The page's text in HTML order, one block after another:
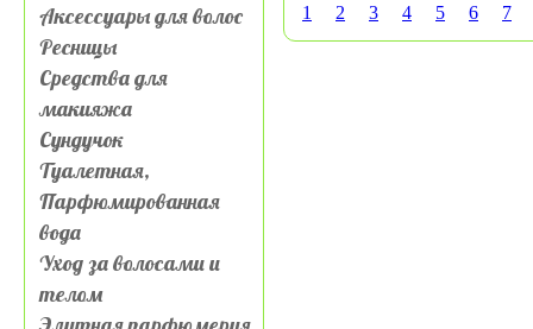
Аксессуары для волос
Ресницы
Средства для
макияжа
Сундучок
Туалетная,
Парфюмированная
вода
Уход за волосами и
телом
1
2 3 4 5 6 7